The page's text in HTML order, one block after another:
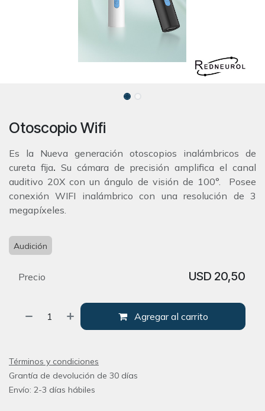
Otoscopio Wifi
Es la Nueva generación otoscopios inalámbricos de
cureta fija. Su cámara de precisión amplifica el canal
auditivo 20X con un ángulo de visión de 100°. Posee
conexión WIFI inalámbrico con una resolución de 3
megapíxeles.
Audición
Agregar al carrito
Precio USD 20,50
Términos y condiciones
Grantía de devolución de 30 días
Envío: 2-3 días hábiles